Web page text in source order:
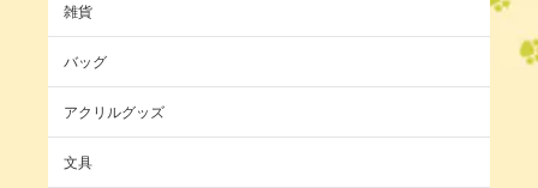
雑貨
バッグ
アクリルグッズ
文具